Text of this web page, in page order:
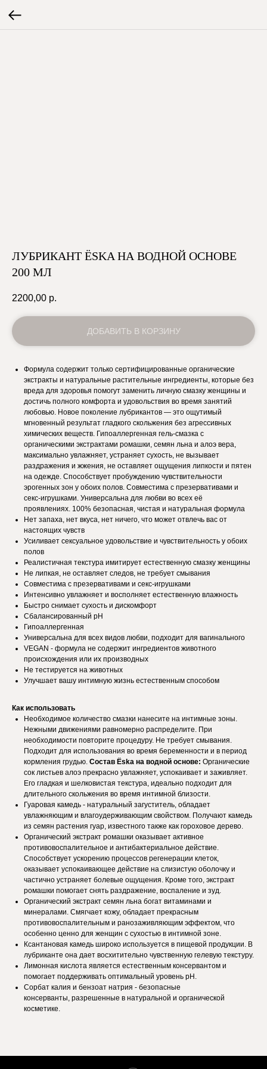
ЛУБРИКАНТ ЁSKA НА ВОДНОЙ ОСНОВЕ
200 МЛ
2200,00 р.
ДОБАВИТЬ В КОРЗИНУ
Формула содержит только сертифицированные органические
экстракты и натуральные растительные ингредиенты, которые без
вреда для здоровья помогут заменить личную смазку женщины и
достичь полного комфорта и удовольствия во время занятий
любовью. Новое поколение лубрикантов — это ощутимый
мгновенный результат гладкого скольжения без агрессивных
химических веществ. Гипоаллергенная гель-смазка с
органическими экстрактами ромашки, семян льна и алоэ вера,
максимально увлажняет, устраняет сухость, не вызывает
раздражения и жжения, не оставляет ощущения липкости и пятен
на одежде. Способствует пробуждению чувствительности
эрогенных зон у обоих полов. Совместима с презервативами и
секс-игрушками. Универсальна для любви во всех её
проявлениях. 100% безопасная, чистая и натуральная формула
Нет запаха, нет вкуса, нет ничего, что может отвлечь вас от
настоящих чувств
Усиливает сексуальное удовольствие и чувствительность у обоих
полов
Реалистичная текстура имитирует естественную смазку женщины
Не липкая, не оставляет следов, не требует смывания
Совместима с презервативами и секс-игрушками
Интенсивно увлажняет и восполняет естественную влажность
Быстро снимает сухость и дискомфорт
Сбалансированный pH
Гипоаллергенная
Универсальна для всех видов любви, подходит для вагинального
VEGAN - формула не содержит ингредиентов животного
происхождения или их производных
Не тестируется на животных
Улучшает вашу интимную жизнь естественным способом
Как использовать
Необходимое количество смазки нанесите на интимные зоны.
Нежными движениями равномерно распределите. При
необходимости повторите процедуру. Не требует смывания.
Подходит для использования во время беременности и в период
кормления грудью. Состав Ёska на водной основе: Органические
сок листьев алоэ прекрасно увлажняет, успокаивает и заживляет.
Его гладкая и шелковистая текстура, идеально подходит для
длительного скольжения во время интимной близости.
Гуаровая камедь - натуральный загуститель, обладает
увлажняющим и влагоудерживающим свойством. Получают камедь
из семян растения гуар, известного также как гороховое дерево.
Органический экстракт ромашки оказывает активное
противовоспалительное и антибактериальное действие.
Способствует ускорению процессов регенерации клеток,
оказывает успокаивающее действие на слизистую оболочку и
частично устраняет болевые ощущения. Кроме того, экстракт
ромашки помогает снять раздражение, воспаление и зуд.
Органический экстракт семян льна богат витаминами и
минералами. Смягчает кожу, обладает прекрасным
противовоспалительным и ранозаживляющим эффектом, что
особенно ценно для женщин с сухостью в интимной зоне.
Ксантановая камедь широко используется в пищевой продукции. В
лубриканте она дает восхитительно чувственную гелевую текстуру.
Лимонная кислота является естественным консервантом и
помогает поддерживать оптимальный уровень рН.
Сорбат калия и бензоат натрия - безопасные
консерванты, разрешенные в натуральной и органической
косметике.